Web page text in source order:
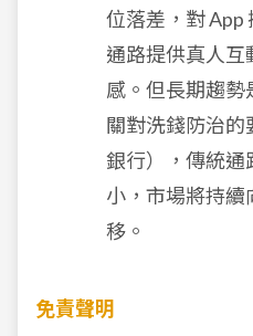
位落差，對 App
通路提供真人互
感。但長期趨勢
關對洗錢防治的
銀行），傳統通
小，市場將持
移。
免責聲明